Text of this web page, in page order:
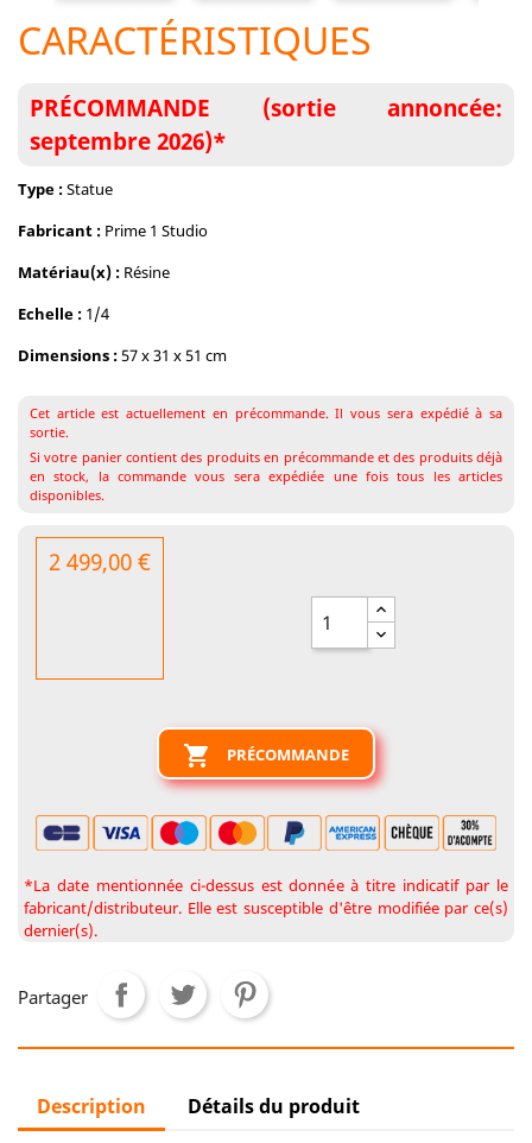
CARACTÉRISTIQUES
PRÉCOMMANDE (sortie annoncée:
septembre 2026)*
Type :Statue
Fabricant : Prime 1 Studio
Matériau(x) : Résine
Echelle : 1/4
Dimensions :57 x 31 x 51 cm
Cet article est actuellement en précommande. Il vous sera expédié à sa
sortie.
Si votre panier contient des produits en précommande et des produits déjà
en stock, la commande vous sera expédiée une fois tous les articles
disponibles.
2 499,00 €
 PRÉCOMMANDE
*La date mentionnée ci-dessus est donnée à titre indicatif par le
fabricant/distributeur. Elle est susceptible d'être modifiée par ce(s)
dernier(s).
Partager
Description Détails du produit